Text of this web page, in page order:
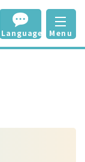
Language Menu